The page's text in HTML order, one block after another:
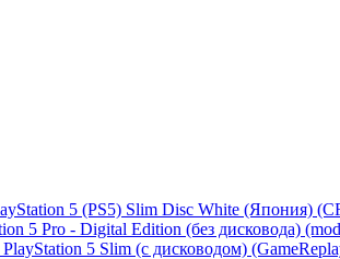
5 (PS5) Slim Disc White (Япония)
5 Pro - Digital Edition (без дисковода)
5 Slim (с дисководом)